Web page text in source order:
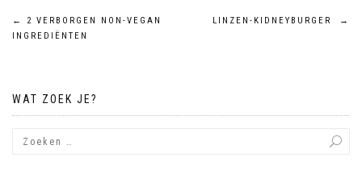
Bericht
←
2 VERBORGEN NON-VEGAN
INGREDIËNTEN
LINZEN-KIDNEYBURGER →
WAT ZOEK JE?